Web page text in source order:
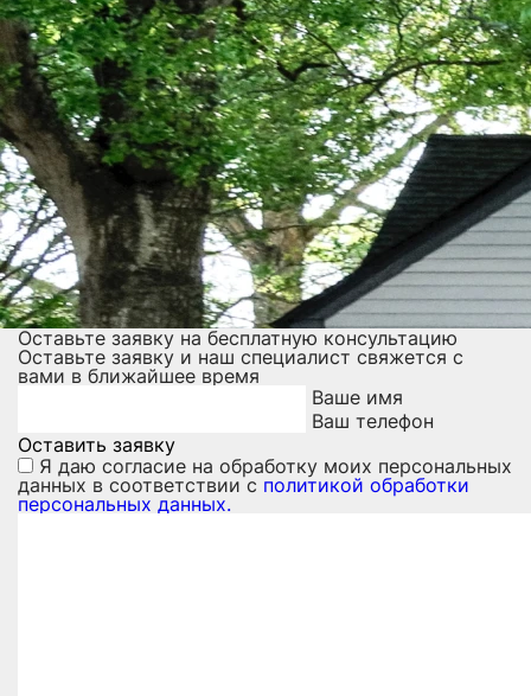
Оставьте заявку на бесплатную консультацию
Оставьте заявку и наш специалист свяжется с
вами в ближайшее время
Ваше имя
Ваш телефон
Оставить заявку
Я даю согласие на обработку моих персональных
данных в соответствии с политикой обработки
персональных данных.